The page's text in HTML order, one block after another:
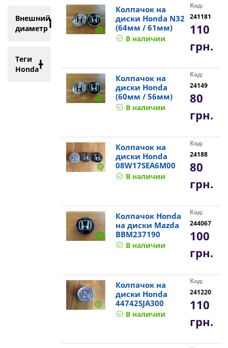
Внешний
диаметр
Теги
Honda
Колпачок на
диски Honda N32
(64мм / 61мм)
В наличии
Код:
241181
110
грн.
Колпачок на
диски Honda
(60мм / 56мм)
В наличии
Код:
24149
80
грн.
Колпачок на
диски Honda
08W17SEA6M00
В наличии
Код:
24188
80
грн.
Колпачок Honda
на диски Mazda
BBM237190
В наличии
Код:
244067
100
грн.
Колпачок на
диски Honda
44742SJA300
В наличии
Код:
241220
110
грн.